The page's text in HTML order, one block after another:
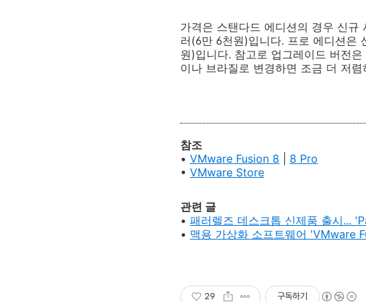
가격은 스탠다드 에디션의 경우 신규
러(6만 6천원)입니다. 프로 에디션은
원)입니다. 참고로 업그레이드 버전
이나 브라질로 변경하면 조금 더 저
참조
• VMware Fusion 8
8 Pro
• VMware Store
관련 글
• 패러렐즈 데스크톱 신제품 출시...
• 맥용 가상화 소프트웨어 'VMware
29 구독하기